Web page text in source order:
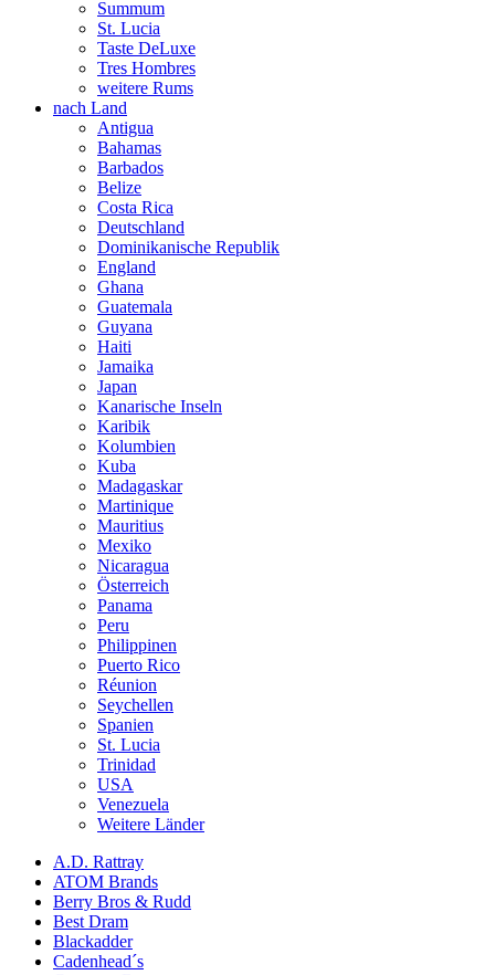
Summum
St. Lucia
Taste DeLuxe
Tres Hombres
weitere Rums
nach Land
Antigua
Bahamas
Barbados
Belize
Costa Rica
Deutschland
Dominikanische Republik
England
Ghana
Guatemala
Guyana
Haiti
Jamaika
Japan
Kanarische Inseln
Karibik
Kolumbien
Kuba
Madagaskar
Martinique
Mauritius
Mexiko
Nicaragua
Österreich
Panama
Peru
Philippinen
Puerto Rico
Réunion
Seychellen
Spanien
St. Lucia
Trinidad
USA
Venezuela
Weitere Länder
A.D. Rattray
ATOM Brands
Berry Bros & Rudd
Best Dram
Blackadder
Cadenhead´s